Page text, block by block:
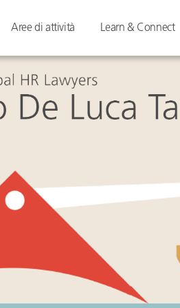
Aree di attività Learn & Connect